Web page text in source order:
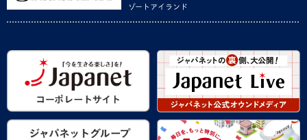
ゾートアイランド